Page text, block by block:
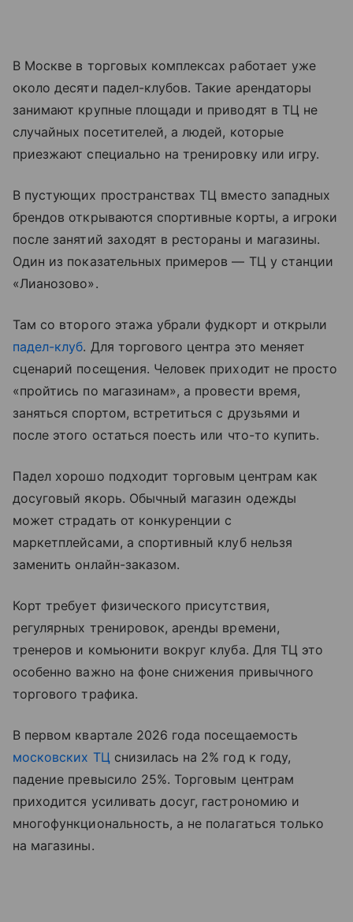
В Москве в торговых комплексах работает уже
около десяти падел-клубов. Такие арендаторы
занимают крупные площади и приводят в ТЦ не
случайных посетителей, а людей, которые
приезжают специально на тренировку или игру.
В пустующих пространствах ТЦ вместо западных
брендов открываются спортивные корты, а игроки
после занятий заходят в рестораны и магазины.
Один из показательных примеров — ТЦ у станции
«Лианозово».
Там со второго этажа убрали фудкорт и открыли
падел-клуб. Для торгового центра это меняет
сценарий посещения. Человек приходит не просто
«пройтись по магазинам», а провести время,
заняться спортом, встретиться с друзьями и
после этого остаться поесть или что-то купить.
Падел хорошо подходит торговым центрам как
досуговый якорь. Обычный магазин одежды
может страдать от конкуренции с
маркетплейсами, а спортивный клуб нельзя
заменить онлайн-заказом.
Корт требует физического присутствия,
регулярных тренировок, аренды времени,
тренеров и комьюнити вокруг клуба. Для ТЦ это
особенно важно на фоне снижения привычного
торгового трафика.
В первом квартале 2026 года посещаемость
московских ТЦснизилась на 2% год к году,
падение превысило 25%. Торговым центрам
приходится усиливать досуг, гастрономию и
многофункциональность, а не полагаться только
на магазины.